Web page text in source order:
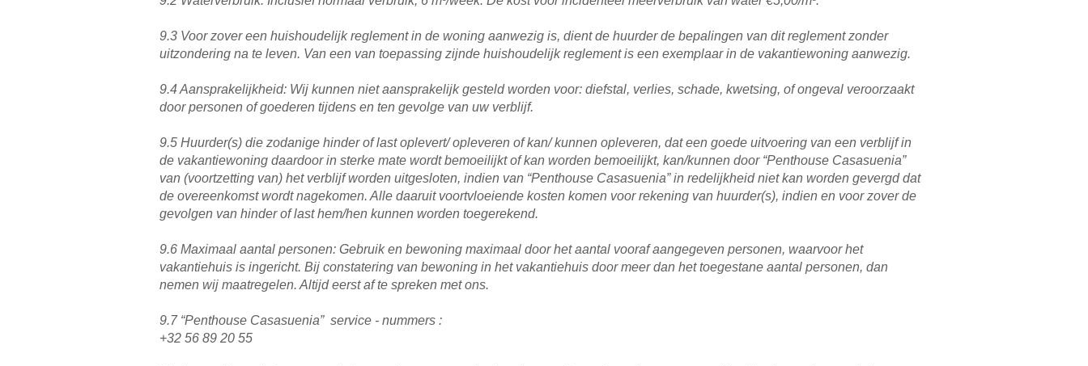
9.3 Voor zover een huishoudelijk reglement in de woning aanwezig is, dient de huurder de bepalingen van dit reglement zonder
uitzondering na te leven. Van een van toepassing zijnde huishoudelijk reglement is een exemplaar in de vakantiewoning aanwezig.
9.4 Aansprakelijkheid: Wij kunnen niet aansprakelijk gesteld worden voor: diefstal, verlies, schade, kwetsing, of ongeval veroorzaakt
door personen of goederen tijdens en ten gevolge van uw verblijf.
9.5 Huurder(s) die zodanige hinder of last oplevert/ opleveren of kan/ kunnen opleveren, dat een goede uitvoering van een verblijf in
de vakantiewoning daardoor in sterke mate wordt bemoeilijkt of kan worden bemoeilijkt, kan/kunnen door “Penthouse Casasuenia”
van (voortzetting van) het verblijf worden uitgesloten, indien van “Penthouse Casasuenia” in redelijkheid niet kan worden gevergd dat
de overeenkomst wordt nagekomen. Alle daaruit voortvloeiende kosten komen voor rekening van huurder(s), indien en voor zover de
gevolgen van hinder of last hem/hen kunnen worden toegerekend.
9.6 Maximaal aantal personen: Gebruik en bewoning maximaal door het aantal vooraf aangegeven personen, waarvoor het
vakantiehuis is ingericht. Bij constatering van bewoning in het vakantiehuis door meer dan het toegestane aantal personen, dan
nemen wij maatregelen. Altijd eerst af te spreken met ons.
9.7 “Penthouse Casasuenia” service - nummers :
+32 56 89 20 55